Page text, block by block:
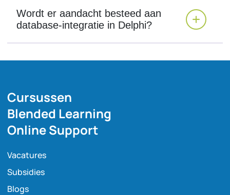
Wordt er aandacht besteed aan
database-integratie in Delphi?
Cursussen
Blended Learning
Online Support
Vacatures
Subsidies
Blogs